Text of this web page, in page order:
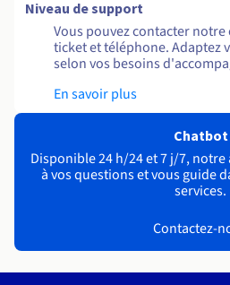
Niveau de support
Vous pouvez contacter
ticket et téléphone. Adaptez
selon vos besoins
En savoir plus
Chatbot
Disponible 24 h/24 et 7 j/7,
à vos questions et vous guide
services.
Contactez-